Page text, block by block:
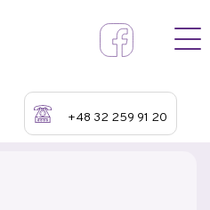
+48 32 259 91 20